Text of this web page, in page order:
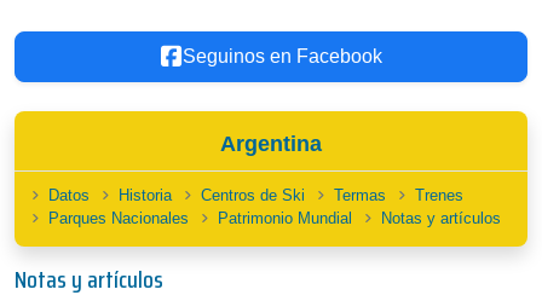
Seguinos en Facebook
Argentina
Datos Historia Centros de Ski Termas
Trenes
Parques Nacionales
Patrimonio Mundial Notas y artículos
Notas y artículos